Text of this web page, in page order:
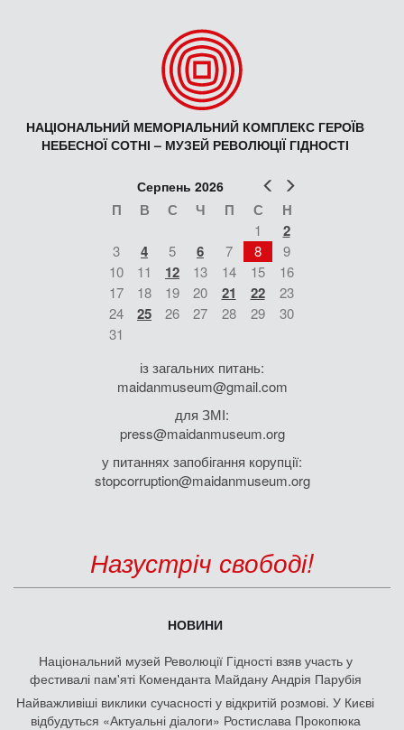
НАЦІОНАЛЬНИЙ МЕМОРІАЛЬНИЙ КОМПЛЕКС ГЕРОЇВ
НЕБЕСНОЇ СОТНІ – МУЗЕЙ РЕВОЛЮЦІЇ ГІДНОСТІ
Попер
Серпень 2026
П В С Ч П С Н
1 2
3 4 5 6 7 8
9
10
11 12 13 14 15
16
17
18 19 20 21 22
23
24
25 26 27 28 29
30
31
із загальних питань:
maidanmuseum@gmail.com
для ЗМІ:
press@maidanmuseum.org
у питаннях запобігання корупції:
stopcorruption@maidanmuseum.org
Назустріч свободі!
НОВИНИ
Національний музей Революції Гідності взяв участь у
фестивалі пам'яті Коменданта Майдану Андрія Парубія
Найважливіші виклики сучасності у відкритій розмові. У Києві
відбудуться «Актуальні діалоги» Ростислава Прокопюка